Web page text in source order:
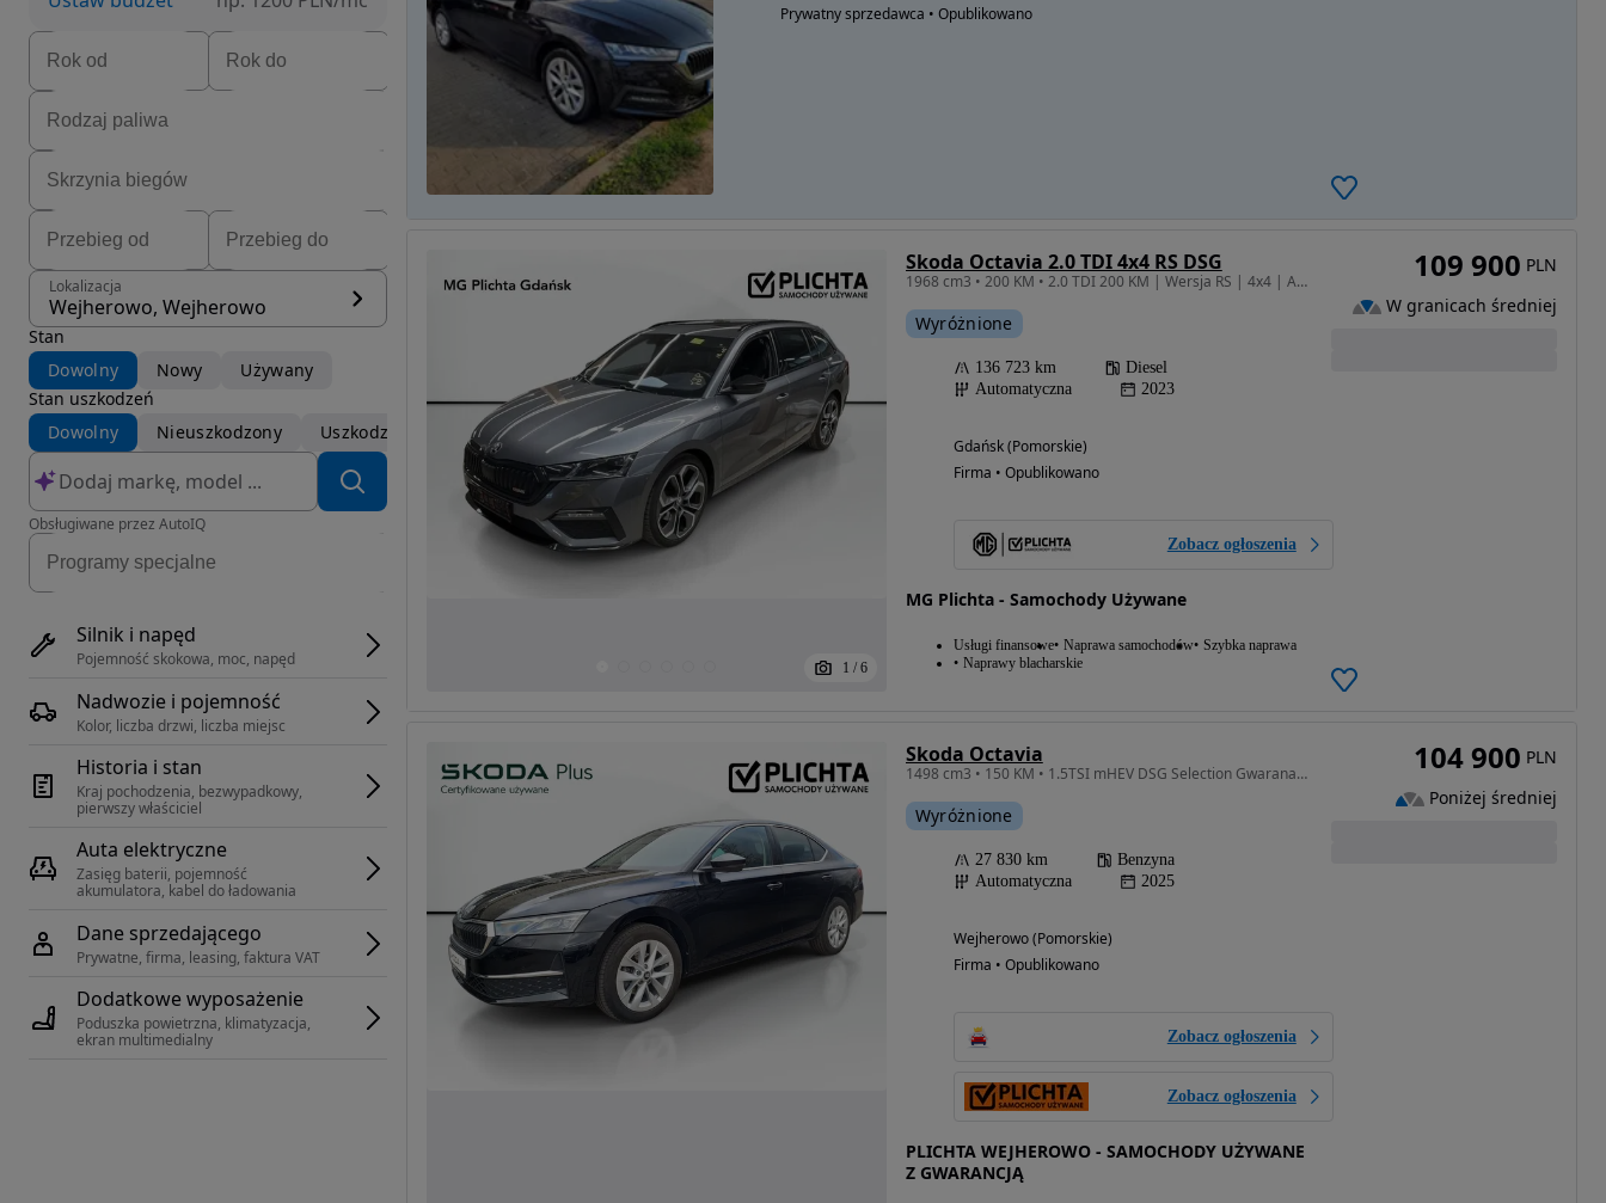
Lokalizacja
Wejherowo, Wejherowo
Stan
Dowolny
Nowy
Używany
Stan uszkodzeń
Dowolny
Nieuszkodzony Uszkodzony
Obsługiwane przez AutoIQ
Silnik i napęd
Pojemność skokowa, moc, napęd
Nadwozie i pojemność
Kolor, liczba drzwi, liczba miejsc
Historia i stan
Kraj pochodzenia, bezwypadkowy,
pierwszy właściciel
Auta elektryczne
Zasięg baterii, pojemność
akumulatora, kabel do ładowania
Dane sprzedającego
Prywatne, firma, leasing, faktura VAT
Dodatkowe wyposażenie
Poduszka powietrzna, klimatyzacja,
ekran multimedialny
Prywatny sprzedawca • Opublikowano
1 / 6
Skoda Octavia 2.0 TDI 4x4 RS DSG
1968 cm3 • 200 KM • 2.0 TDI 200 KM | Wersja RS | 4x4 | Automat DSG | Serwis ASO | Gwar
Wyróżnione
136 723 km
Diesel
Automatyczna
2023
Gdańsk (Pomorskie)
Firma • Opublikowano
Zobacz ogłoszenia
MG Plichta - Samochody Używane
Usługi finansowe Naprawa samochodów Szybka naprawa
Naprawy blacharskie
109 900 PLN
W granicach średniej
Skoda Octavia
1498 cm3 • 150 KM • 1.5TSI mHEV DSG Selection Gwaranacja do 2028-03-20 LUB 60 TYS KM FV 23
Wyróżnione
27 830 km
Benzyna
Automatyczna
2025
Wejherowo (Pomorskie)
Firma • Opublikowano
Zobacz ogłoszenia
Zobacz ogłoszenia
PLICHTA WEJHEROWO - SAMOCHODY UŻYWANE
Z GWARANCJĄ
104 900 PLN
Poniżej średniej